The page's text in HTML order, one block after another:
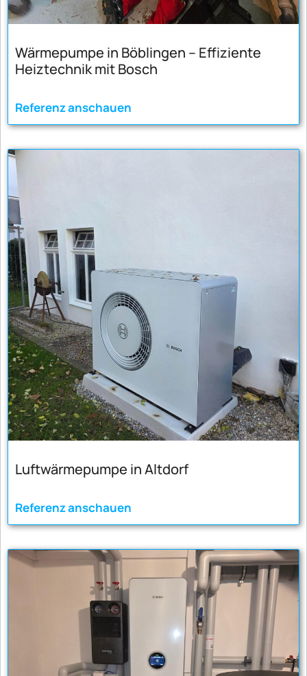
Wärmepumpe in Böblingen – Effiziente
Heiztechnik mit Bosch
Referenz anschauen
Luftwärmepumpe in Altdorf
Referenz anschauen